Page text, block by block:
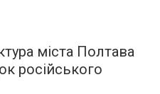
міста Полтава
російського